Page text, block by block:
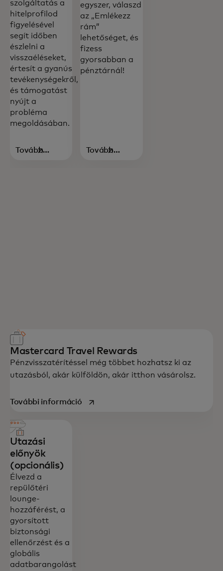
szolgáltatás a
hitelprofilod
figyelésével
segít időben
észlelni a
visszaéléseket,
értesít a gyanús
tevékenységekről,
és támogatást
nyújt a
probléma
megoldásában.
További
egyszer, válaszd
az „Emlékezz
rám”
lehetőséget, és
fizess
gyorsabban a
pénztárnál!
További
Mastercard Travel Rewards
Pénzvisszatérítéssel még többet hozhatsz ki az
utazásból, akár külföldön, akár itthon vásárolsz.
További információopens in a new tab
Utazási
előnyök
(opcionális)
Élvezd a
repülőtéri
lounge-
hozzáférést, a
gyorsított
biztonsági
ellenőrzést és a
globális
adatbarangolást